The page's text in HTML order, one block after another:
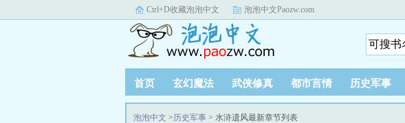
Ctrl+D收藏泡泡中文 泡泡中文Paozw.com
首页 玄幻魔法 武侠修真 都市言情 历史军事
泡泡中文 >历史军事 > 水浒遗风最新章节列表